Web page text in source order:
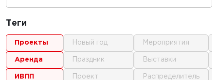
Теги
проекты
аренда
ИВПП
новый год
праздник
проект
мероприятия
выставки
распределитель